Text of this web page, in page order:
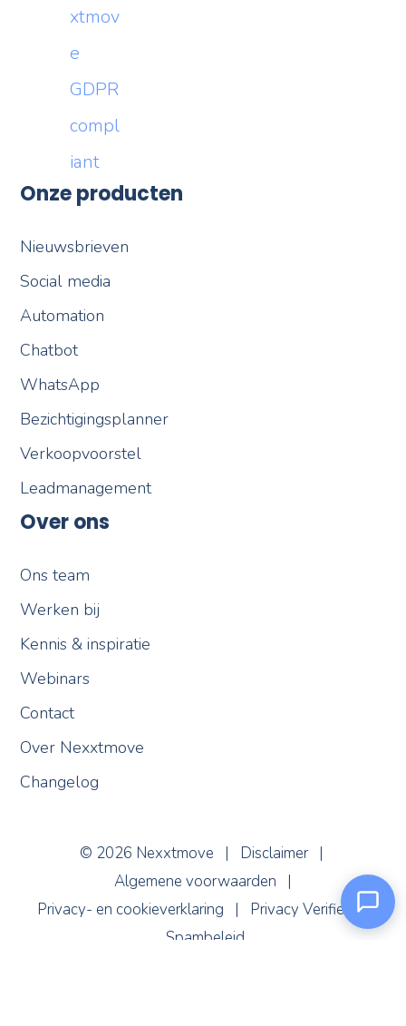
Onze producten
Nieuwsbrieven
Social media
Automation
Chatbot
WhatsApp
Bezichtigingsplanner
Verkoopvoorstel
Leadmanagement
Over ons
Ons team
Werken bij
Kennis & inspiratie
Webinars
Contact
Over Nexxtmove
Changelog
© 2026 Nexxtmove | Disclaimer|
Algemene voorwaarden |
Privacy- en cookieverklaring | Privacy Verified
|
Spambeleid